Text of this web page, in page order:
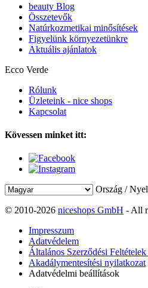
beauty Blog
Összetevők
Natúrkozmetikai minősítések
Figyelünk környezetünkre
Aktuális ajánlatok
Ecco Verde
Rólunk
Üzleteink - nice shops
Kapcsolat
Kövessen minket itt:
Ország /
© 2010-2026 niceshops GmbH - All
Impresszum
Adatvédelem
Általános Szerződési
Akadálymentesítési nyilatkozat
Adatvédelmi beállítások